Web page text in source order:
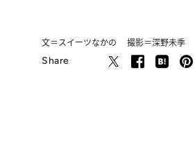
文＝スイーツなかの 撮影＝深野未季
Share